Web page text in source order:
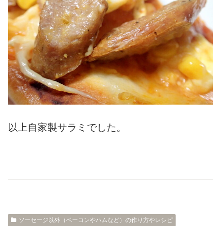
以上自家製サラミでした。
ソーセージ以外（ベーコンやハムなど）の作り方やレシピ